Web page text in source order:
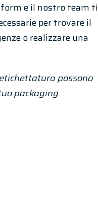
e il nostro team ti
per trovare il
o realizzare una
possono
packaging.